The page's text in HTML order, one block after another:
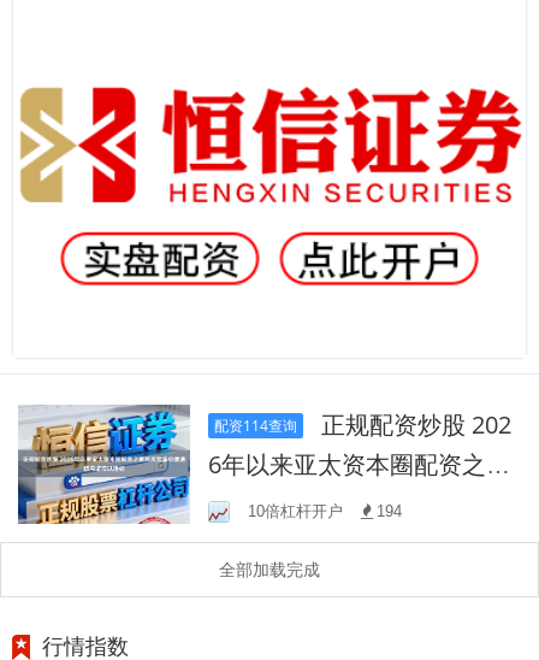
配资114查询
6年以来亚太资本圈配资之家
的风险集中度追踪与监控以
指标
10倍杠杆开户 194
全部加载完成
行情指数